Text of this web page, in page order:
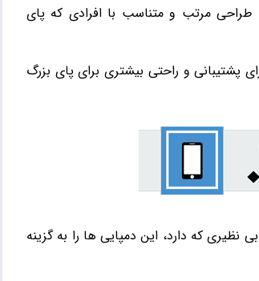
سایز 42 تا 47 است و با طراحی مرتب و متناسب با افرادی که پای
پشتیبانی و راحتی بیشتری برای پای بزرگ
که دارد، این دمپایی ها را به گزینه